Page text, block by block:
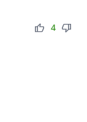
thumb_up thumb_down
4